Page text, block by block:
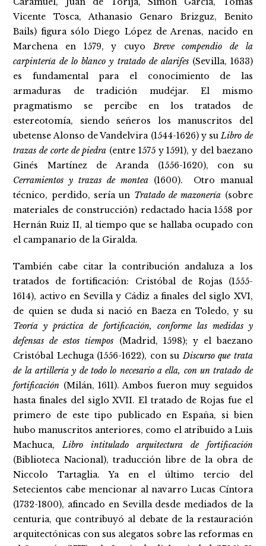
Vicente Tosca, Athanasio Genaro Brizguz, Benito
Bails) figura sólo Diego López de Arenas, nacido en
Marchena en 1579, y cuyoBreve compendio de la
carpintería de lo blanco y tratado de alarifes(Sevilla, 1633)
es fundamental para el conocimiento de las
armaduras de tradición mudéjar. El mismo
pragmatismo se percibe en los tratados de
estereotomía, siendo señeros los manuscritos del
ubetense Alonso de Vandelvira (1544-1626) y suLibro de
trazas de corte de piedra (entre 1575 y 1591), y del baezano
Ginés Martínez de Aranda (1556-1620), con su
Cerramientos y trazas de montea (1600). Otro manual
técnico, perdido, sería un Tratado de mazonería (sobre
materiales de construcción) redactado hacia 1558 por
Hernán Ruiz II, al tiempo que se hallaba ocupado con
el campanario de la Giralda.
También cabe citar la contribución andaluza a los
tratados de fortificación: Cristóbal de Rojas (1555-
1614), activo en Sevilla y Cádiz a finales del siglo XVI,
de quien se duda si nació en Baeza en Toledo, y su
Teoría y práctica de fortificación, conforme las medidas y
defensas de estos tiempos (Madrid, 1598); y el baezano
Cristóbal Lechuga (1556-1622), con suDiscurso que trata
de la artillería y de todo lo necesario a ella, con un tratado de
fortificación (Milán, 1611). Ambos fueron muy seguidos
hasta finales del siglo XVII. El tratado de Rojas fue el
primero de este tipo publicado en España, si bien
hubo manuscritos anteriores, como el atribuido a Luis
Machuca,Libro intitulado arquitectura de fortificación
(Biblioteca Nacional), traducción libre de la obra de
Niccolo Tartaglia. Ya en el último tercio del
Setecientos cabe mencionar al navarro Lucas Cíntora
(1732-1800), afincado en Sevilla desde mediados de la
centuria, que contribuyó al debate de la restauración
arquitectónicas con sus alegatos sobre las reformas en